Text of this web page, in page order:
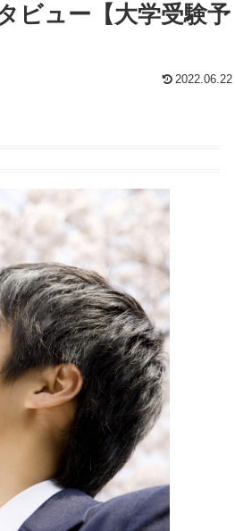
ビュー【大学受験予
2022.06.22